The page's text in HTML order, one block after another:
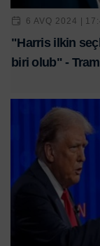
6 AVQ 2024 |
"Harris ilkin
biri olub" -